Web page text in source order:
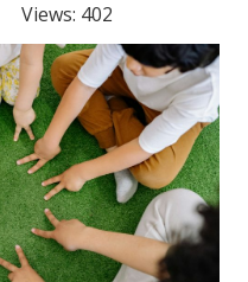
Views: 402